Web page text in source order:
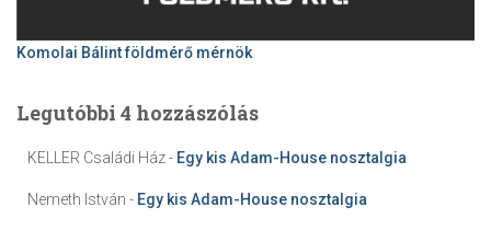
Komolai Bálint földmérő mérnök
Legutóbbi 4 hozzászólás
KELLER Családi Ház- Egy kis Adam-House nosztalgia
Nemeth István - Egy kis Adam-House nosztalgia